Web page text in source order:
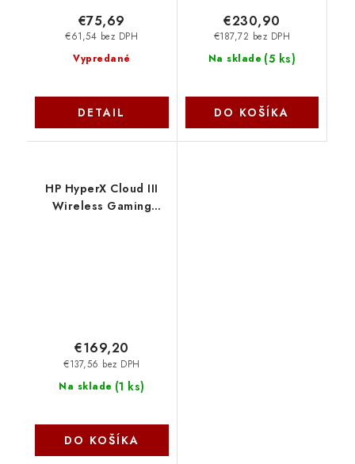
Vypredané
€61,54 bez DPH
€75,69
DETAIL
Na sklade (5 ks)
€187,72 bez DPH
€230,90
DO KOŠÍKA
HP HyperX Cloud III
Wireless Gaming
Na sklade (1 ks)
€137,56 bez DPH
€169,20
DO KOŠÍKA